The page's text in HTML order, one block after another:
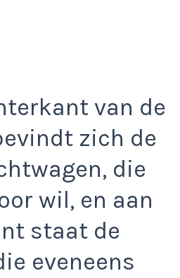
van de
zich de
die
wil, en aan
staat de
eveneens